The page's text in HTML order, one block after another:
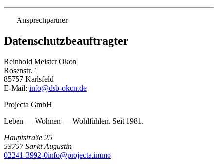
Ansprechpartner
Datenschutzbeauftragter
Reinhold Meister Okon
Rosenstr. 1
85757 Karlsfeld
E-Mail: info@dsb-okon.de
Projecta GmbH
Leben — Wohnen — Wohlfühlen. Seit 1981.
Hauptstraße 25
53757 Sankt Augustin
02241-3992-0info@projecta.immo